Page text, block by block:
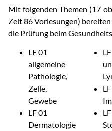
Mit folgenden Themen (17
Zeit 86 Vorlesungen)
die Prüfung beim
LF 01
allgemeine
Pathologie,
Zelle,
Gewebe
LF 01
Dermatologie